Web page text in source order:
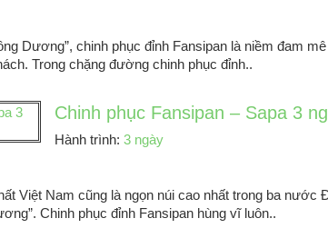
Dương”, chinh phục đỉnh Fansipan là niềm đam
Trong chặng đường chinh phục đỉnh..
Chinh phục Fansipan – Sapa 3
Hành trình: 3 ngày
Việt Nam cũng là ngọn núi cao nhất trong ba
Chinh phục đỉnh Fansipan hùng vĩ luôn..